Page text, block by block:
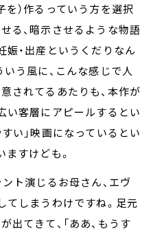
を）作るっていう方を選択
、暗示させるような物語
娠・出産というくだりなん
う風に、こんな感じで人
されてるあたりも、本作が
い客層にアピールするとい
い」映画になっているとい
ますけども。
ト演じるお母さん、エヴ
てしまうわけですね。足元
てきて、「ああ、もうす